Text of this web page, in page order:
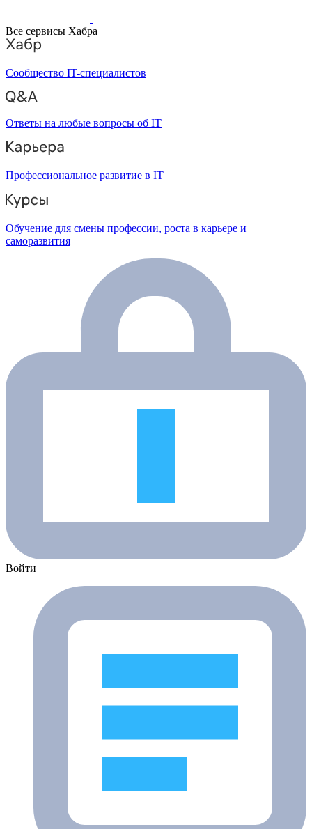
Все сервисы Хабра
Сообщество IT-специалистов
Ответы на любые вопросы об IT
Профессиональное развитие в IT
Обучение для смены профессии, роста в карьере и
саморазвития
Войти